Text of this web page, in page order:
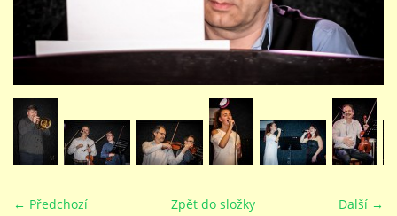
STUDIJNÍ OBORY
GALERIE
VIDEA - FILMOVÁ TVORBA
← Předchozí Další →
Zpět do složky